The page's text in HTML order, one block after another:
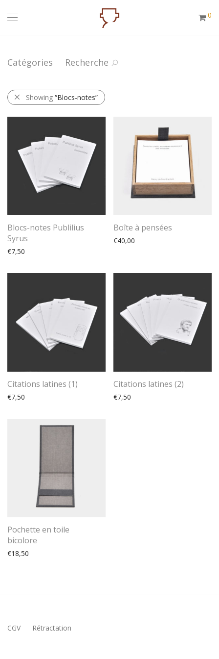
0
Catégories Recherche
Showing “Blocs-notes”
Blocs-notes Publilius
Syrus
€7,50
Boîte à pensées
€40,00
Citations latines (1)
€7,50
Citations latines (2)
€7,50
Pochette en toile
bicolore
€18,50
CGV Rétractation